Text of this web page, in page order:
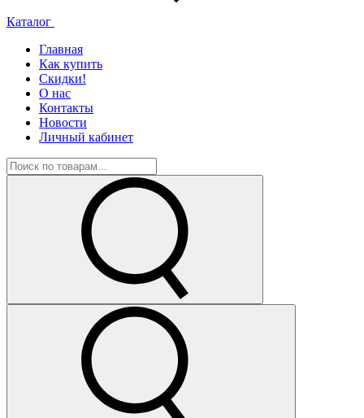
Каталог
Главная
Как купить
Скидки!
О нас
Контакты
Новости
Личный кабинет